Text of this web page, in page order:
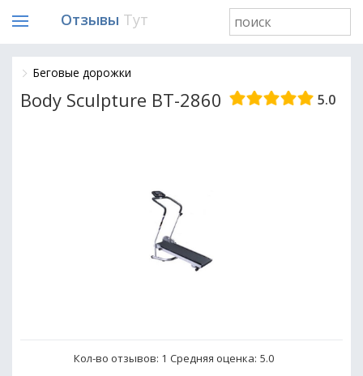
Отзывы Тут
Беговые дорожки
Body Sculpture BT-2860 5.0
Кол-во отзывов: 1 Средняя оценка: 5.0